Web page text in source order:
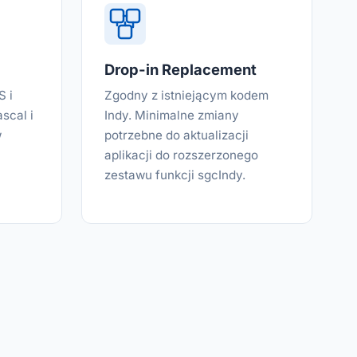
i
i
Drop-in Replacement
Zgodny z istniejącym kodem
Indy. Minimalne zmiany
potrzebne do aktualizacji
aplikacji do rozszerzonego
zestawu funkcji sgcIndy.